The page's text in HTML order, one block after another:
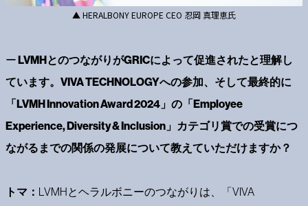
▲ HERALBONY EUROPE CEO 忍岡 真理恵氏
ーLVMHとのつながりがGRICによって促進されたと理解し
ています。VIVA TECHNOLOGYへの参加、そして最終的に
「LVMH Innovation Award 2024」の「Employee
Experience, Diversity & Inclusion」カテゴリ賞での受賞につ
ながるまでの関係の発展について教えていただけますか？
トマ： LVMHとヘラルボニーのつながりは、「VIVA